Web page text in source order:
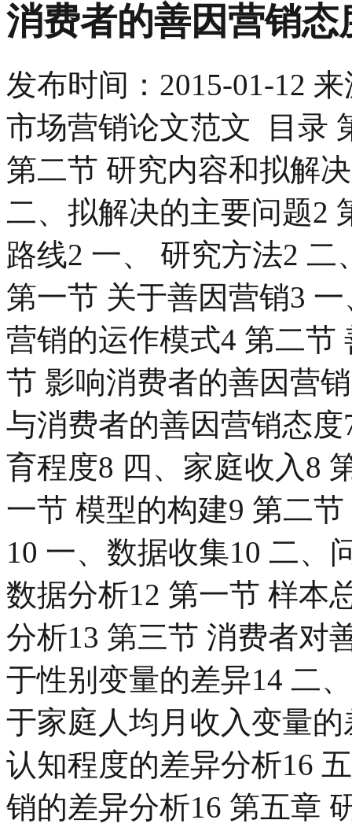
消费者的善因营销
发布时间： 2015-01-12 来
市场营销论文范文 目录
第二节 研究内容和拟解
二、拟解决的主要问题2
路线2 一、 研究方法2
第一节 关于善因营销3
营销的运作模式4 第二节
节 影响消费者的善因营
与消费者的善因营销态
育程度8 四、家庭收入8
一节 模型的构建9 第二
10 一、数据收集10 二、
数据分析12 第一节 样本
分析13 第三节 消费者对
于性别变量的差异14 二
于家庭人均月收入变量
认知程度的差异分析16
销的差异分析16 第五章